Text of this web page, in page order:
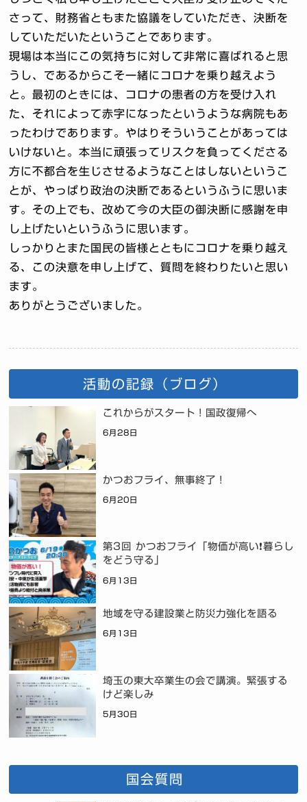
さって、財務省ともまた協議をしていただき、決断を
していただいたということであります。
現場は本当にこの気持ちに対して非常に喜ばれると思
うし、であるからこそ一緒にコロナを乗り越えよう
と。最初のときには、コロナの患者の方を受け入れ
た、それによって赤字になったというような病院もあ
ったわけであります。やはりそういうことがあっては
いけないと。本当に頑張ってリスクを負ってくださる
方に不都合を生じさせるようなことはしないというこ
とが、やっぱり政治の決断であるというふうに思いま
す。その上でも、改めて今の大臣の御決断に感謝を申
し上げたいというふうに思います。
しっかりとまた国民の皆様とともにコロナを乗り越え
る、この決意を申し上げて、質問を終わりたいと思い
ます。
ありがとうございました。
活動の記録（ブログ）
これからがスタート！国政復帰へ
6月28日
かつおフライ、無事終了！
6月20日
第3回 かつおフライ「物価が高い❗暮らし
をどう守る」
6月13日
地域を守る建設業と防災力強化を語る
6月13日
埼玉の東大卒業生の会で講演。緊張する
けど楽しみ
5月30日
国会質問